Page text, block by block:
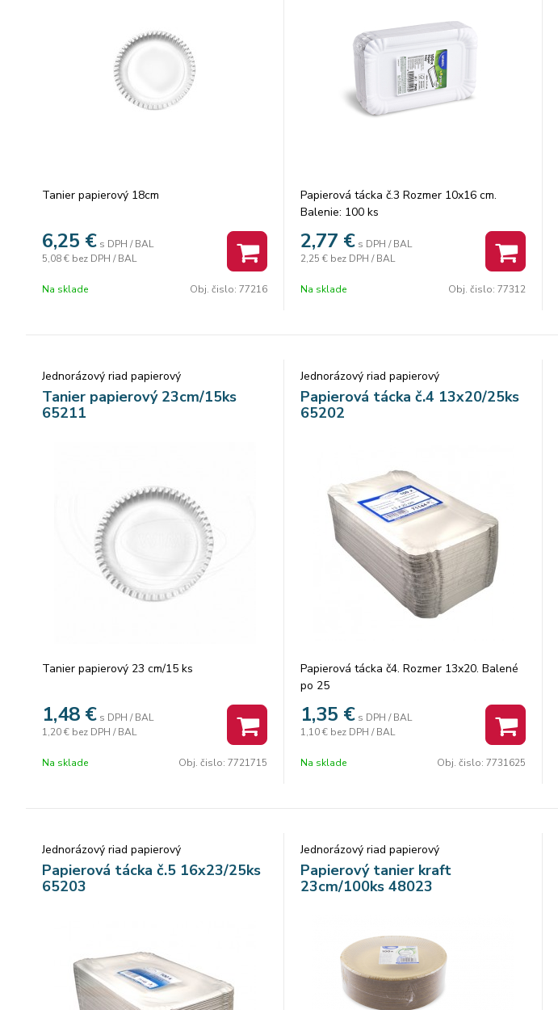
Tanier papierový 18cm
6,25 € s DPH / BAL
5,08 € bez DPH / BAL
Na sklade Obj. čislo: 77216
Papierová tácka č.3 Rozmer 10x16 cm.
Balenie: 100 ks
2,77 € s DPH / BAL
2,25 € bez DPH / BAL
Na sklade Obj. čislo: 77312
Jednorázový riad papierový
Tanier papierový 23cm/15ks
65211
Tanier papierový 23 cm/15 ks
1,48 € s DPH / BAL
1,20 € bez DPH / BAL
Na sklade Obj. čislo: 7721715
Jednorázový riad papierový
Papierová tácka č.4 13x20/25ks
65202
Papierová tácka č4. Rozmer 13x20. Balené
po 25
1,35 € s DPH / BAL
1,10 € bez DPH / BAL
Na sklade Obj. čislo: 7731625
Jednorázový riad papierový
Papierová tácka č.5 16x23/25ks
65203
Jednorázový riad papierový
Papierový tanier kraft
23cm/100ks 48023